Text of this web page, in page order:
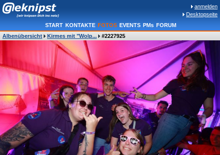
anmelden
Desktopseite
START KONTAKTE FOTOS EVENTS PMs FORUM
Albenübersicht
Kirmes mit "Wolp... #2227925